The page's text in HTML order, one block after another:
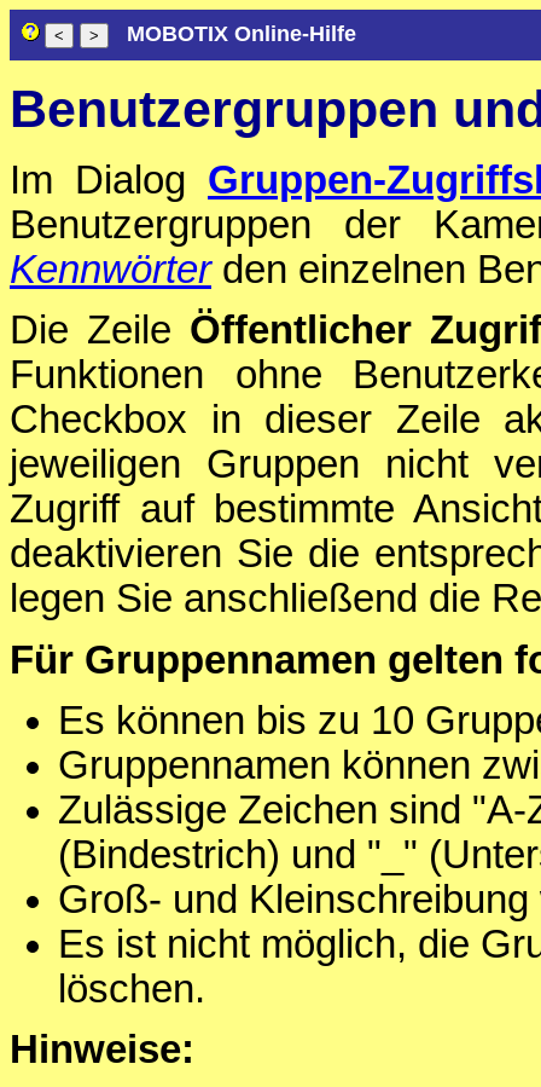
MOBOTIX Online-Hilfe
Benutzergruppen
Im Dialog Gruppen-
Benutzergruppen der
Kennwörterden einzelnen
Die Zeile Öffentlicher
Funktionen ohne
Checkbox in dieser Zeile
jeweiligen Gruppen nicht
Zugriff auf bestimmte
deaktivieren Sie die
legen Sie anschließend die
Für Gruppennamen gelten
Es können bis zu 10
Gruppennamen können
Zulässige Zeichen sind
(Bindestrich) und "_"
Groß- und
Es ist nicht möglich, die
löschen.
Hinweise: